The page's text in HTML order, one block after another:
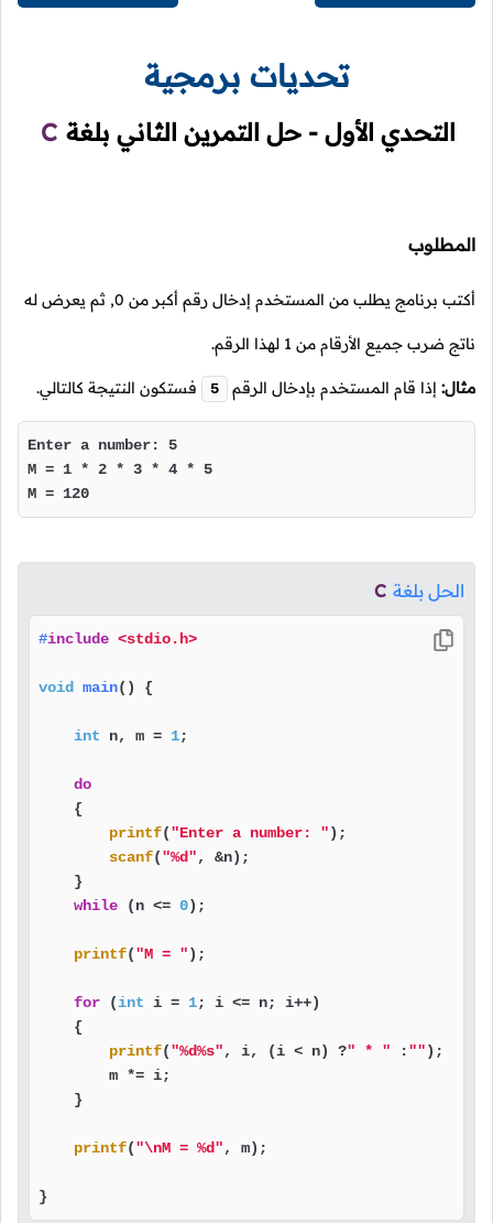
تحديات برمجية
التحدي الأول - حل التمرين الثاني بلغة C
المطلوب
أكتب برنامج يطلب من المستخدم إدخال رقم أكبر من 0
, ثم يعرض له
ناتج ضرب جميع الأرقام من 1 لهذا الرقم.
مثال: إذا قام المستخدم بإدخال الرقم 5 فستكون النتيجة كالتالي.
Enter a number: 5
M = 1 * 2 * 3 * 4 * 5
M = 120
الحل بلغة C
#include <stdio.h>
void main() {
int n, m = 1;
do
    {
printf("Enter a number: ");
scanf("%d", &n);
    }
while (n <= 0);
printf("M = ");
for (int i = 1; i <= n; i++)
    {
printf("%d%s", i, (i < n) ?" * " :"");
        m *= i;
    }
printf("\nM = %d", m);
}